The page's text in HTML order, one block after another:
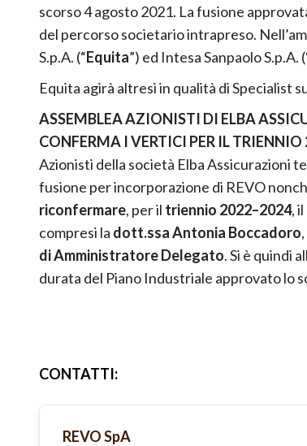
scorso 4 agosto 2021. La fusione
del percorso societario intrapreso.
S.p.A. (“Equita”) ed Intesa Sanpaolo S.p.A.
Equita agirà altresì in qualità di Specialist
ASSEMBLEA AZIONISTI DI ELBA
CONFERMA I VERTICI PER IL TRIENNIO
Azionisti della società Elba Assicurazioni
fusione per incorporazione di REVO
riconfermare, per il triennio 2022–2024, il
compresi la dott.ssa Antonia Boccadoro
di Amministratore Delegato. Si è quindi
durata del Piano Industriale approvato lo
CONTATTI:
REVO SpA